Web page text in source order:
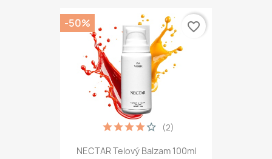
NECTAR Telový Balzam 100ml
(2)
-50% favorite_border